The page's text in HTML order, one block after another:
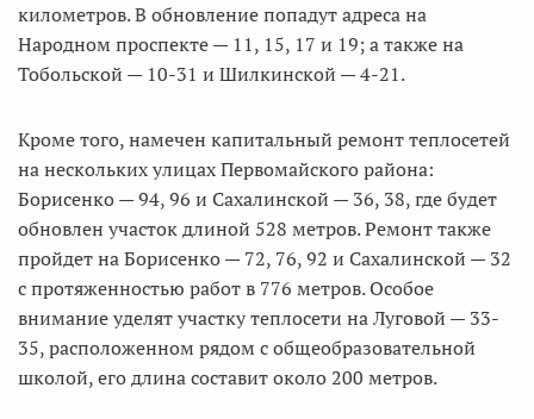
километров. В обновление попадут адреса на
Народном проспекте — 11, 15, 17 и 19; а также на
Тобольской — 10-31 и Шилкинской — 4-21.
Кроме того, намечен капитальный ремонт теплосетей
на нескольких улицах Первомайского района:
Борисенко — 94, 96 и Сахалинской — 36, 38, где будет
обновлен участок длиной 528 метров. Ремонт также
пройдет на Борисенко — 72, 76, 92 и Сахалинской — 32
с протяженностью работ в 776 метров. Особое
внимание уделят участку теплосети на Луговой — 33-
35, расположенном рядом с общеобразовательной
школой, его длина составит около 200 метров.